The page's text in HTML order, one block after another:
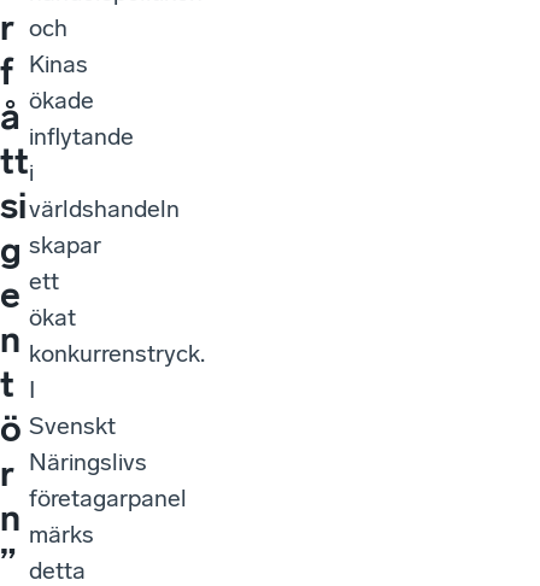
r
f
å
tt
si
g
e
n
t
ö
r
n
”
och
Kinas
ökade
inflytande
i
världshandeln
skapar
ett
ökat
konkurrenstryck.
I
Svenskt
Näringslivs
företagarpanel
märks
detta